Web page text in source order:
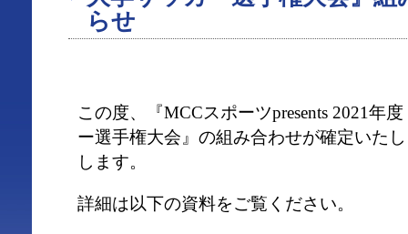
らせ
この度、『MCCスポーツpresents 2021年
ー選手権大会』の組み合わせが確定いた
します。
詳細は以下の資料をご覧ください。